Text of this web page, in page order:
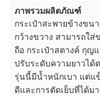
ภาพรวมผลิตภัณฑ์
กระเป๋าสะพายข้างขน
กว้างขวาง สามารถใ
ถือ กระเป๋าสตางค์ กุญ
ปรับระดับความยาวได้
รุ่นนี้มีน้ำหนักเบา แต่แ
ดีและการตัดเย็บที่ได้ม